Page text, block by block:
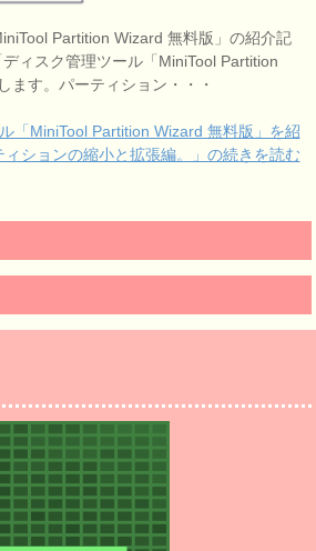
Partition Wizard 無料版」の紹介記
ィスク管理ツール「MiniTool Partition
ます。パーティション・・・
「MiniTool Partition Wizard 無料版」を紹
ションの縮小と拡張編。」の続きを読む